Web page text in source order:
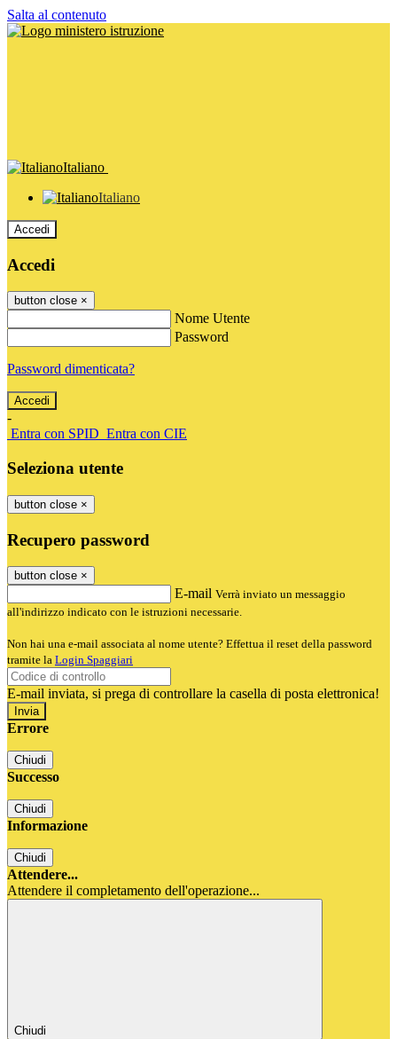
Salta al contenuto
Italiano
Italiano
Accedi
Accedi
button close ×
Nome Utente
Password
Password dimenticata?
-
Entra con SPID Entra con CIE
Seleziona utente
button close ×
Recupero password
button close ×
E-mail Verrà inviato un messaggio
all'indirizzo indicato con le istruzioni necessarie.
Non hai una e-mail associata al nome utente? Effettua il reset della password
tramite la Login Spaggiari
E-mail inviata, si prega di controllare la casella di posta elettronica!
Errore
Chiudi
Successo
Chiudi
Informazione
Chiudi
Attendere...
Attendere il completamento dell'operazione...
Chiudi